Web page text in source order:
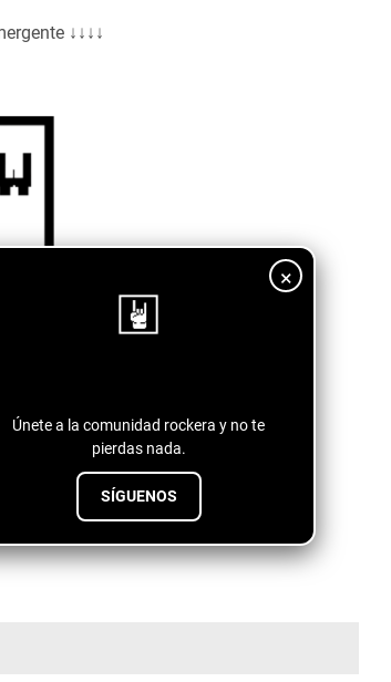
×
Únete a la comunidad rockera y no te
pierdas nada.
SÍGUENOS
↓↓↓↓